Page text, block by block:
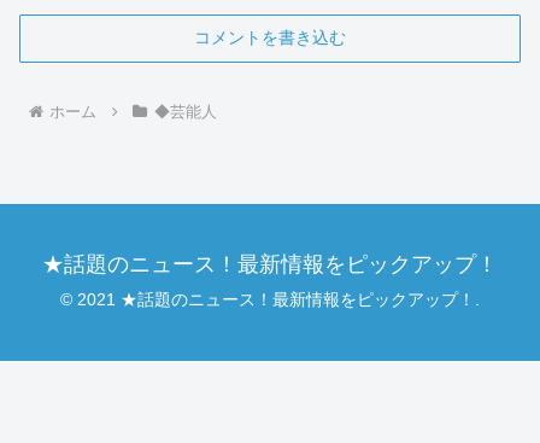
コメントを書き込む
ホーム ◆芸能人
★話題のニュース！最新情報をピックアップ！
© 2021 ★話題のニュース！最新情報をピックアップ！.